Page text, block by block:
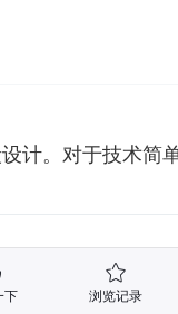
计。对于技术简
下 浏览记录